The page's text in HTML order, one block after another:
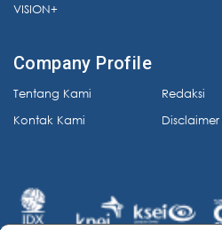
VISION+
Company Profile
Tentang Kami
Kontak Kami
Redaksi
Disclaimer